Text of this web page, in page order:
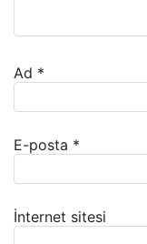
Ad *
E-posta *
İnternet sitesi